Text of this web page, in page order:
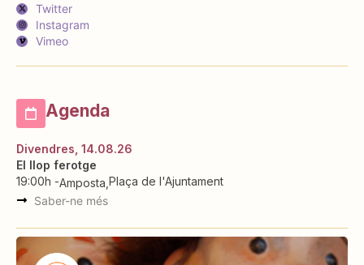
Twitter
Instagram
Vimeo
Agenda
Divendres, 14.08.26
El llop ferotge
19:00h -Amposta Plaça de l'Ajuntament
Saber-ne més